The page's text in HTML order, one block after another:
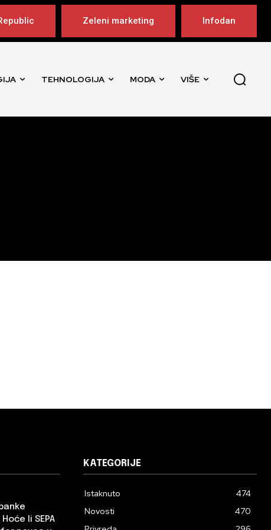
Zeleni marketing Infodan
TEHNOLOGIJA MODA VIŠE
li SEPA
KATEGORIJE
Istaknuto
474
Novosti
470